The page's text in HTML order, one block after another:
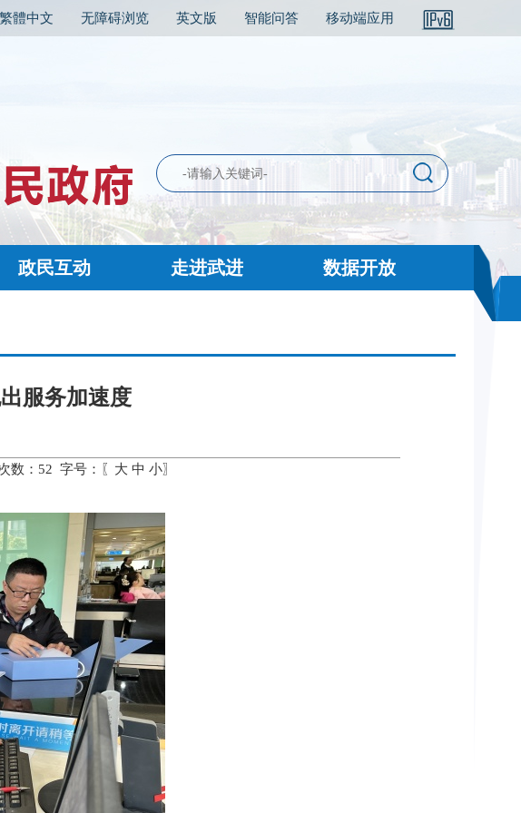
繁體中文 无障碍浏览 英文版 智能问答 移动端应用
政民互动 走进武进 数据开放
服务加速度
数： 52 字号：〖 大 中 小〗